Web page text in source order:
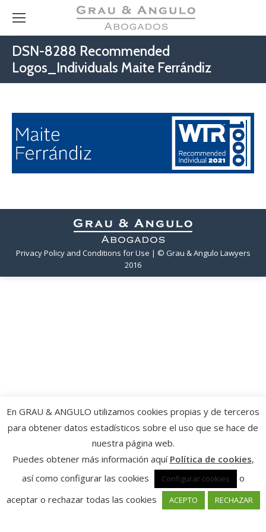
DSN-8288 Recommended
Logos_Individuals Maite Ferrándiz
Privacy Policy and Conditions for Use | © Grau & Angulo Lawyers
2016
En GRAU & ANGULO utilizamos cookies propias y de terceros
para obtener datos estadísticos sobre el uso que se hace de
nuestra página web.
Puedes obtener más información aquí Política de cookies,
así como configurar las cookies
Configurar cookies
o
aceptar o rechazar todas las cookies
ACEPTO RECHAZAR